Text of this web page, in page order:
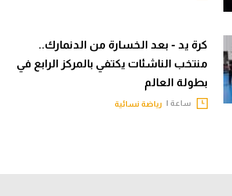
كرة يد - بعد الخسارة من الدنمارك..
منتخب الناشئات يكتفي بالمركز الرابع في
بطولة العالم
ساعة | رياضة نسائية